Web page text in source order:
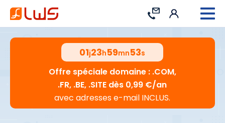
Contact Connexion
01j23h59mn52s
Offre spéciale domaine : .COM,
.FR, .BE, .SITE dès 0,99 €/an
avec adresses e-mail INCLUS.